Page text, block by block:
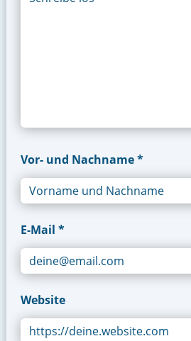
Vor- und Nachname *
E-Mail *
Website